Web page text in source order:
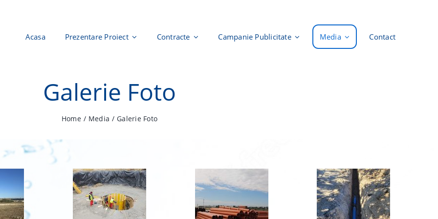
Acasa Prezentare Proiect Contracte Campanie Publicitate Media Contact
Galerie Foto
Home Media Galerie Foto